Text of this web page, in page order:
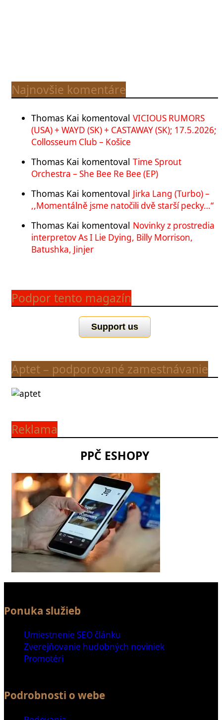
Najnovšie komentáre
Thomas Kai komentoval VICIOUS RUMORS
(USA) + WAYD (SK) + CASTAWAY (SK); 17.5.2026;
Collosseum Club – Košice
Thomas Kai komentoval Time Sprout
Orchestra – She Bee Re Bee (EP)
Thomas Kai komentoval Jirka Lang (Turbo) –
,,Momentálně jsme natočili dvě starší pecky…“
Thomas Kai komentoval Novinky z prostredia
interpretov As I Lie Dying, Billy Morrison,
Batushka, Jinjer
Podpor tento magazín
Support us
Aptet – podporované zamestnávanie
Reklama
PPČ ESHOPY
Ponuka služieb
Umiestnenie SEO článku
Zverejňovanie hudobných noviniek
Promotéri
Podrobnosti o webe